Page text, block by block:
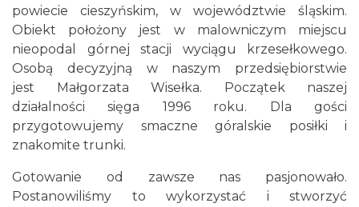
powiecie cieszyńskim, w województwie śląskim.
Obiekt położony jest w malowniczym miejscu
nieopodal górnej stacji wyciągu krzesełkowego.
Osobą decyzyjną w naszym przedsiębiorstwie
jest Małgorzata Wisełka. Początek naszej
działalności sięga 1996 roku. Dla gości
przygotowujemy smaczne góralskie posiłki i
znakomite trunki.
Gotowanie od zawsze nas pasjonowało.
Postanowiliśmy to wykorzystać i stworzyć